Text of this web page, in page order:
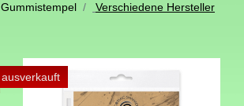
Gummistempel Verschiedene Hersteller
ausverkauft